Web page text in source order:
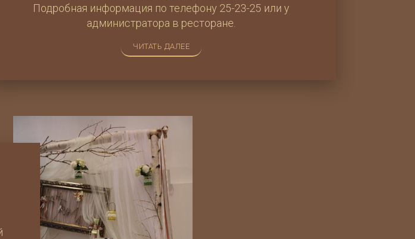
Подробная информация по телефону 25-23-25 или у
администратора в ресторане.
ЧИТАТЬ ДАЛЕЕ